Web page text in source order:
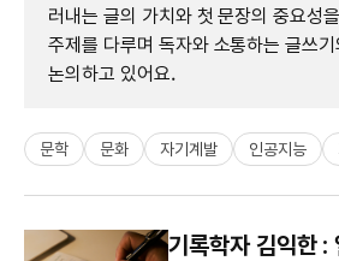
러내는 글의 가치와 첫 문장의 중요성
주제를 다루며 독자와 소통하는 글쓰
논의하고 있어요.
문학 문화 자기계발 인공지능
기록학자 김익한 :